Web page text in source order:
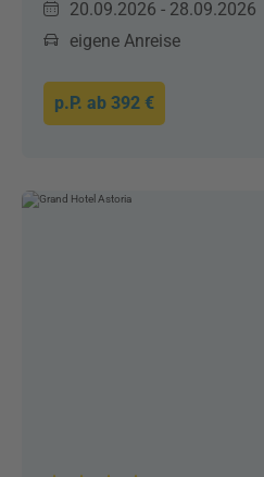
20.09.2026 - 28.09.2026
eigene Anreise
p.P. ab 392 €